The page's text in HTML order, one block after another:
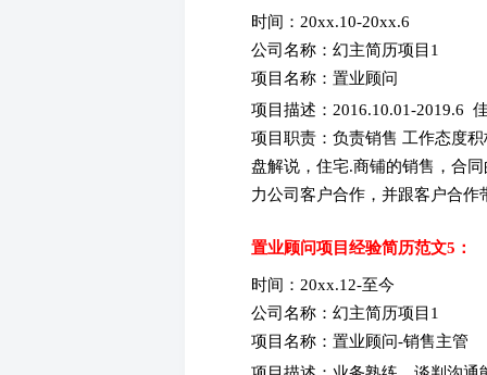
时间：20xx.10-20xx.6
公司名称：幻主简历项目1
项目名称：置业顾问
项目描述：2016.10.01-2019.6
项目职责：负责销售 工作态度
盘解说，住宅.商铺的销售，合
力公司客户合作，并跟客户合
置业顾问项目经验简历范文5：
时间：20xx.12-至今
公司名称：幻主简历项目1
项目名称：置业顾问-销售主管